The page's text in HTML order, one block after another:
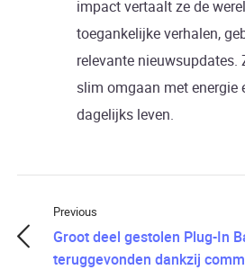
impact vertaalt ze de
toegankelijke verhalen,
relevante nieuwsupdates.
slim omgaan met energie
dagelijks leven.
Previous
Groot deel gestolen Plug-In
teruggevonden dankzij